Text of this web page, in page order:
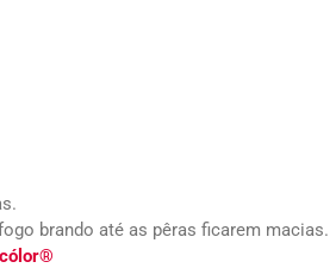
brando até as pêras ficarem macias.